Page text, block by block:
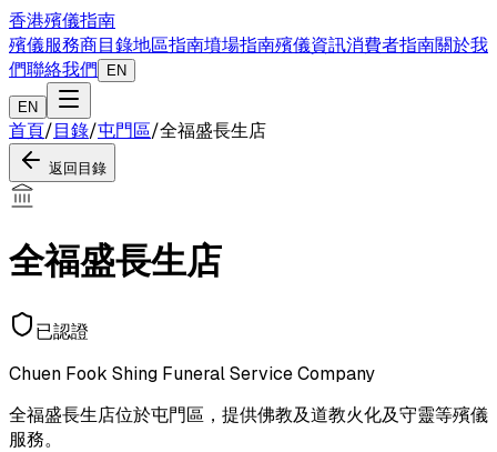
香港殯儀指南
殯儀服務商目錄地區指南墳場指南殯儀資訊消費者指南關於我
們聯絡我們 EN
EN
首頁/目錄/屯門區/全福盛長生店
返回目錄
全福盛長生店
已認證
Chuen Fook Shing Funeral Service Company
全福盛長生店位於屯門區，提供佛教及道教火化及守靈等殯儀
服務。